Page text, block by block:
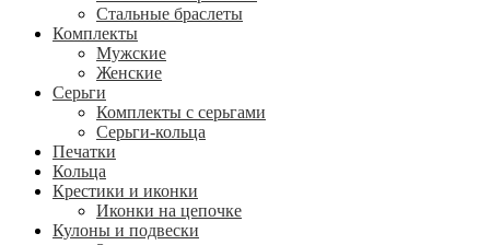
Стальные браслеты
Комплекты
Мужские
Женские
Серьги
Комплекты с серьгами
Серьги-кольца
Печатки
Кольца
Крестики и иконки
Иконки на цепочке
Кулоны и подвески